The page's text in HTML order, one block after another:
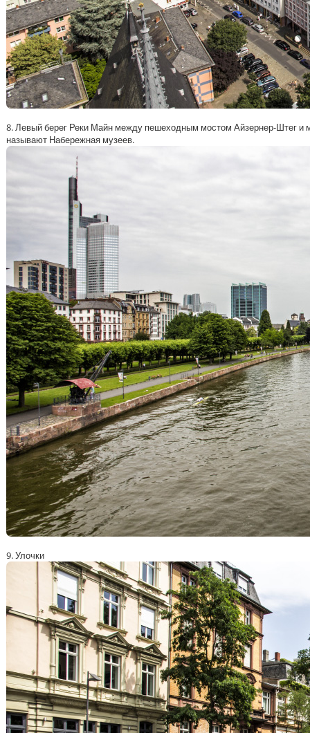
8. Левый берег Реки Майн между пешеходным мостом Айзернер-Штег и
называют Набережная музеев.
9. Улочки